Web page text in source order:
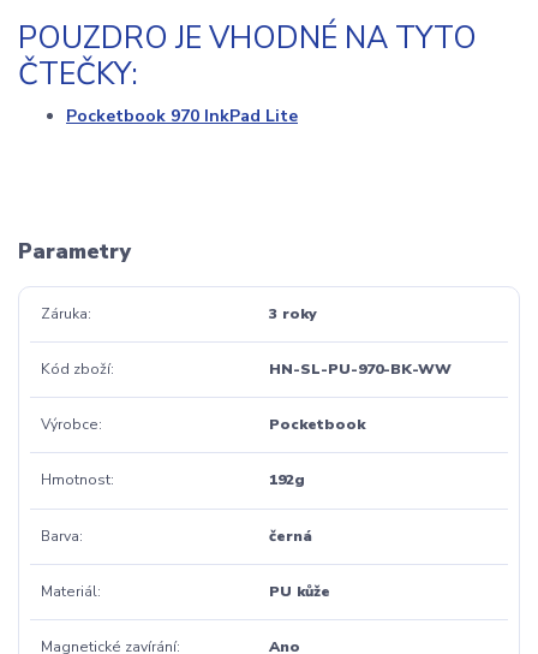
POUZDRO JE VHODNÉ NA TYTO
ČTEČKY:
Pocketbook 970 InkPad Lite
Parametry
Záruka 3 roky
Kód zboží HN-SL-PU-970-BK-WW
Výrobce Pocketbook
Hmotnost 192g
Barva černá
Materiál PU kůže
Magnetické zavírání Ano